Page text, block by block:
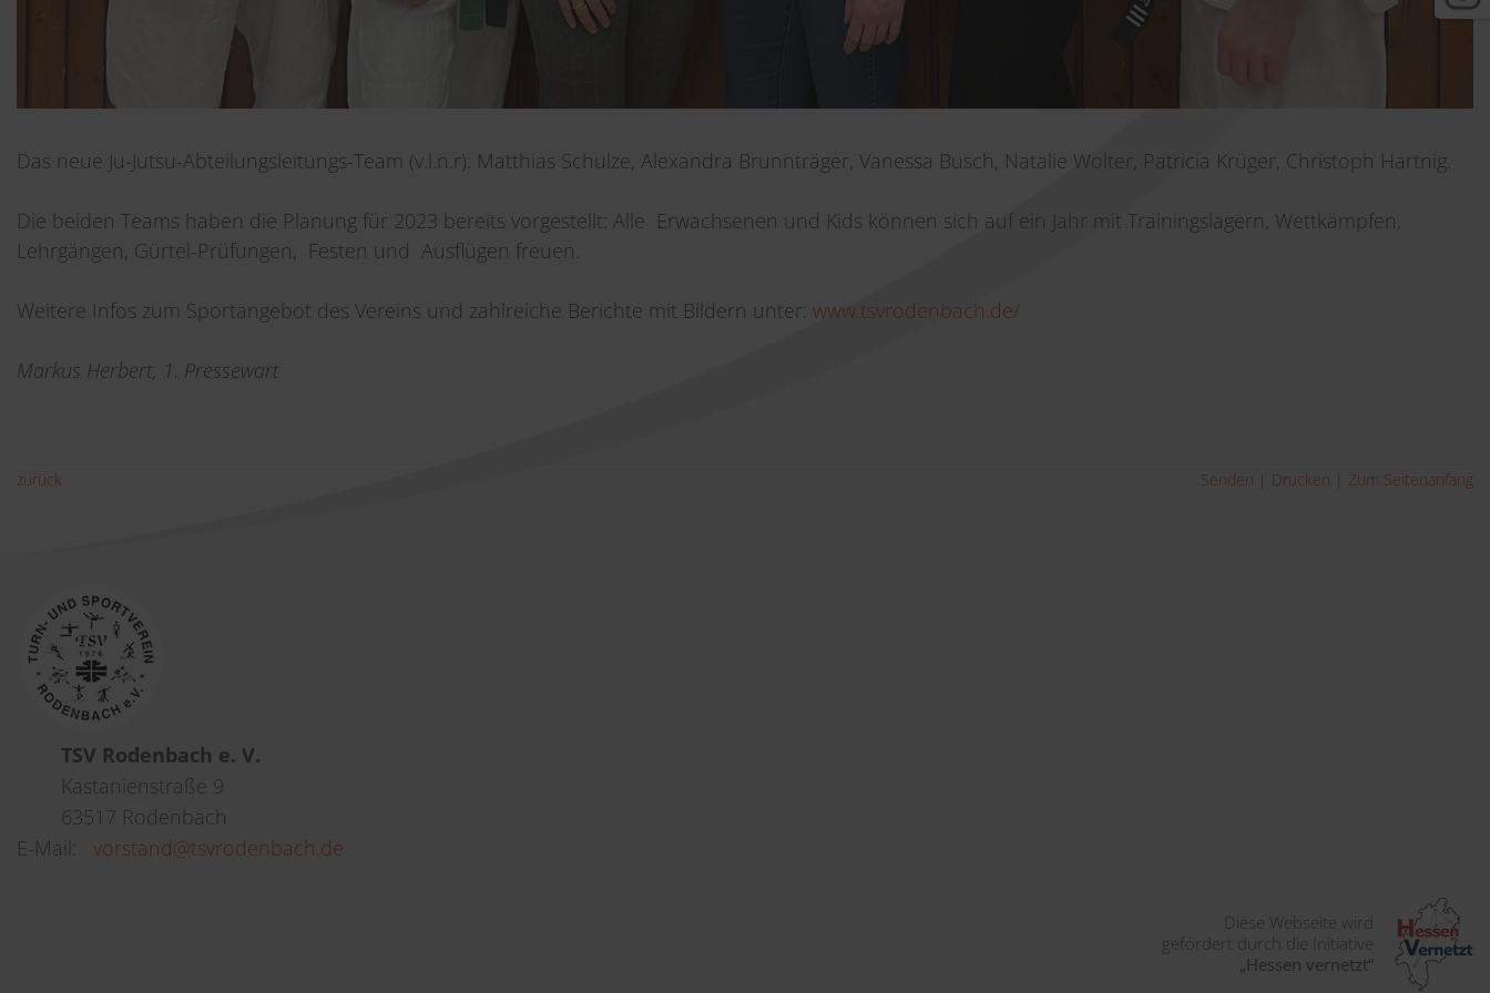
Das neue Ju-Jutsu-Abteilungsleitungs-Team (v.l.n.r): Matthias Schulze, Alexandra Brunnträger, Vanessa Busch, Natalie Wolter, Patricia Krüger, Christoph Hartnig.
Die beiden Teams haben die Planung für 2023 bereits vorgestellt: Alle Erwachsenen und Kids können sich auf ein Jahr mit Trainingslagern, Wettkämpfen,
Lehrgängen, Gürtel-Prüfungen, Festen und Ausflügen freuen.
Weitere Infos zum Sportangebot des Vereins und zahlreiche Berichte mit Bildern unter: www.tsvrodenbach.de/
Markus Herbert, 1. Pressewart
zurück Senden Drucken Zum Seitenanfang
TSV Rodenbach e. V.
Kastanienstraße 9
63517 Rodenbach
E-Mail: vorstand@tsvrodenbach.de
Diese Webseite wird
gefördert durch die Initiative
„Hessen vernetzt“